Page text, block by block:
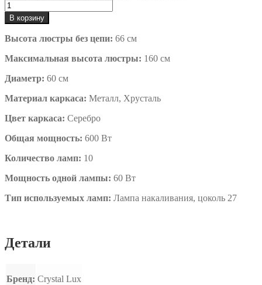
В корзину
Высота люстры без цепи: 66 см
Максимальная высота люстры: 160 см
Диаметр: 60 см
Материал каркаса: Металл, Хрусталь
Цвет каркаса: Серебро
Общая мощность: 600 Вт
Количество ламп: 10
Мощность одной лампы: 60 Вт
Тип используемых ламп: Лампа накаливания, цоколь 27
Детали
Бренд: Crystal Lux